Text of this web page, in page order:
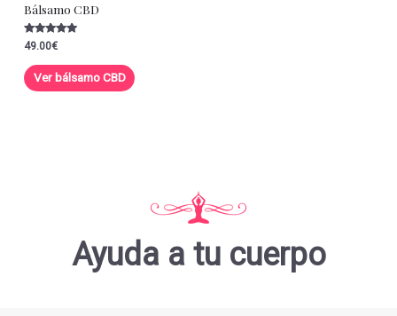
Bálsamo CBD
Valorado con
5.00
de 5
49.00€
Ver bálsamo CBD
Ayuda a tu cuerpo